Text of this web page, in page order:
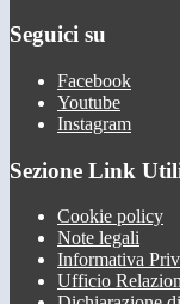
Seguici su
Facebook
Youtube
Instagram
Sezione Link
Cookie policy
Note legali
Informativa
Ufficio